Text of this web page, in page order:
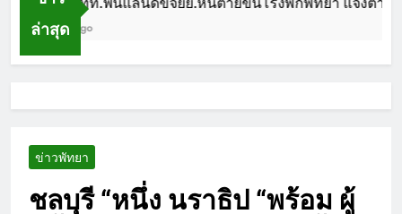
ล่าสุด
ชลบุรี นทท.ฟินแลนด์ขี่จยย.หนีตายขึ้นโรงพักพัทยา แจ้งตำรวจ
1 Month Ago
ข่าวพัทยา
ชลบุรี “หนึ่ง นราธิป “พร้อม ผู้